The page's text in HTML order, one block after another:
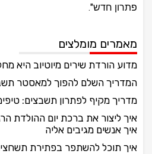
פתרון חדש".
מאמרים מומלצים
מדוע הורדת שירים מיוטיוב היא
המדריך השלם להפוך למאסטר
מדריך מקיף לפתרון תשבצים:
איך ליצור את ברכת יום ההולדת
איך אנשים מגיבים אליה
איך תוכל להשתפר בפתירת